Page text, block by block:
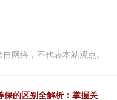
网络，不代表本站观点。
保的区别全解析：掌握关